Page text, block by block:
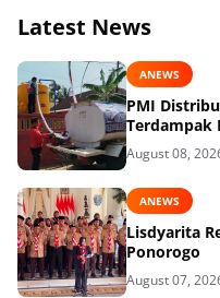
Latest News
ANEWS
PMI
Terdampak
August 08,
ANEWS
Lisdyarita
Ponorogo
August 07,